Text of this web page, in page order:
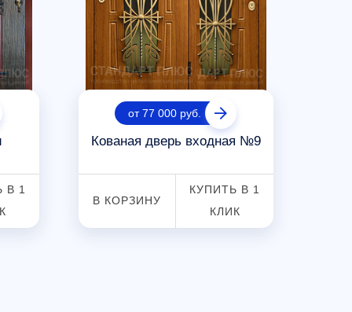
В 1
от 77 000 руб.
Кованая дверь входная №9
В КОРЗИНУ
КУПИТЬ В 1
КЛИК